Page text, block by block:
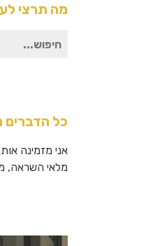
מה תרצי
חיפוש
כל הדברים
אני מזמינה
מלאי השראה,